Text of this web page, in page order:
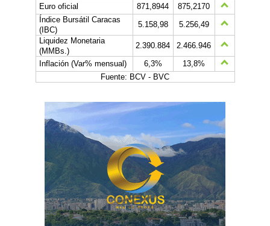
Euro oficial
871,8944
875,2170
Índice Bursátil Caracas
(IBC)
5.158,98
5.256,49
Liquidez Monetaria
(MMBs.)
2.390.884
2.466.946
Inflación (Var% mensual)
6,3%
13,8%
Fuente: BCV - BVC